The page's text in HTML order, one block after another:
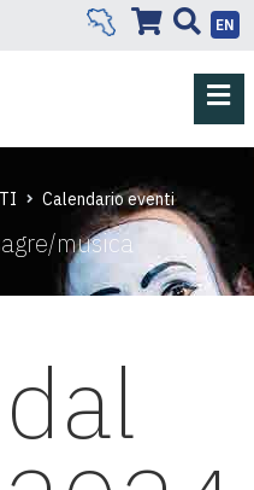
EN
Calendario eventi
musica